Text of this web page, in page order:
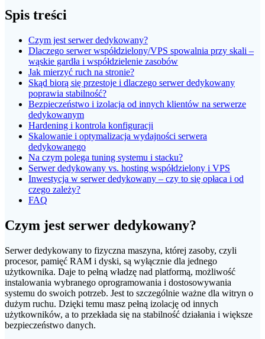
Spis treści
Czym jest serwer dedykowany?
Dlaczego serwer współdzielony/VPS spowalnia przy skali –
wąskie gardła i współdzielenie zasobów
Jak mierzyć ruch na stronie?
Skąd biorą się przestoje i dlaczego serwer dedykowany
poprawia stabilność?
Bezpieczeństwo i izolacja od innych klientów na serwerze
dedykowanym
Hardening i kontrola konfiguracji
Skalowanie i optymalizacja wydajności serwera
dedykowanego
Na czym polega tuning systemu i stacku?
Serwer dedykowany vs. hosting współdzielony i VPS
Inwestycja w serwer dedykowany – czy to się opłaca i od
czego zależy?
FAQ
Czym jest serwer dedykowany?
Serwer dedykowany to fizyczna maszyna, której zasoby, czyli
procesor, pamięć RAM i dyski, są wyłącznie dla jednego
użytkownika. Daje to pełną władzę nad platformą, możliwość
instalowania wybranego oprogramowania i dostosowywania
systemu do swoich potrzeb. Jest to szczególnie ważne dla witryn o
dużym ruchu. Dzięki temu masz pełną izolację od innych
użytkowników, a to przekłada się na stabilność działania i większe
bezpieczeństwo danych.